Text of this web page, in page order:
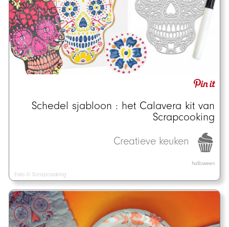
Schedel sjabloon : het Calavera kit van
Scrapcooking
Creatieve keuken
halloween
Foto © Scrapcooking